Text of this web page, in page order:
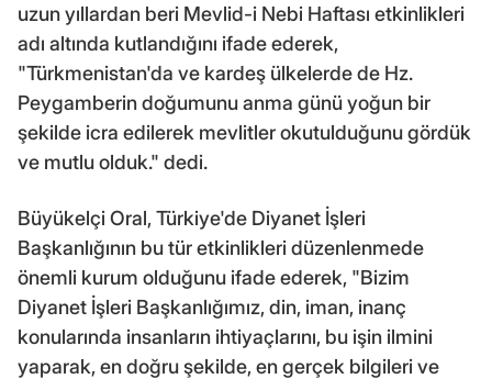
uzun yıllardan beri Mevlid-i Nebi Haftası etkinlikleri
adı altında kutlandığını ifade ederek,
"Türkmenistan'da ve kardeş ülkelerde de Hz.
Peygamberin doğumunu anma günü yoğun bir
şekilde icra edilerek mevlitler okutulduğunu gördük
ve mutlu olduk." dedi.
Büyükelçi Oral, Türkiye'de Diyanet İşleri
Başkanlığının bu tür etkinlikleri düzenlenmede
önemli kurum olduğunu ifade ederek, "Bizim
Diyanet İşleri Başkanlığımız, din, iman, inanç
konularında insanların ihtiyaçlarını, bu işin ilmini
yaparak, en doğru şekilde, en gerçek bilgileri ve